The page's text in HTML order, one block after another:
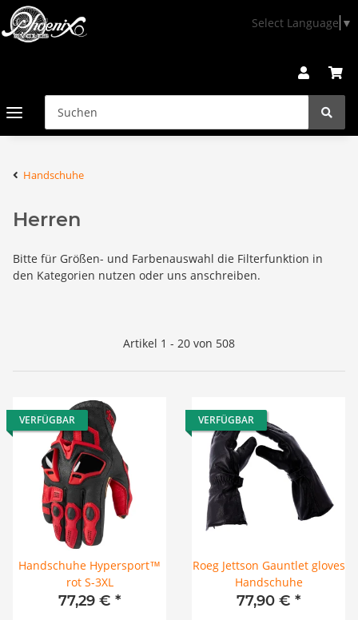
Select Language ▼
Handschuhe
Herren
Bitte für Größen- und Farbenauswahl die Filterfunktion in
den Kategorien nutzen oder uns anschreiben.
Artikel 1 - 20 von 508
VERFÜGBAR
Handschuhe Hypersport™
rot S-3XL
77,29 € *
VERFÜGBAR
Roeg Jettson Gauntlet gloves
Handschuhe
77,90 € *